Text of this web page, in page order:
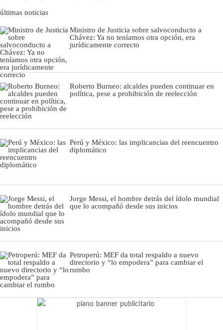
últimas noticias
Ministro de Justicia sobre salvoconducto a
Chávez: Ya no teníamos otra opción, era
jurídicamente correcto
Roberto Burneo: alcaldes pueden continuar en
política, pese a prohibición de reelección
Perú y México: las implicancias del reencuentro
diplomático
Jorge Messi, el hombre detrás del ídolo mundial
que lo acompañó desde sus inicios
Petroperú: MEF da total respaldo a nuevo
directorio y “lo empodera” para cambiar el
rumbo